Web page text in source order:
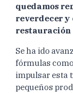
quedamos
reverdecer y
restauración
Se ha ido
fórmulas
impulsar esta
pequeños